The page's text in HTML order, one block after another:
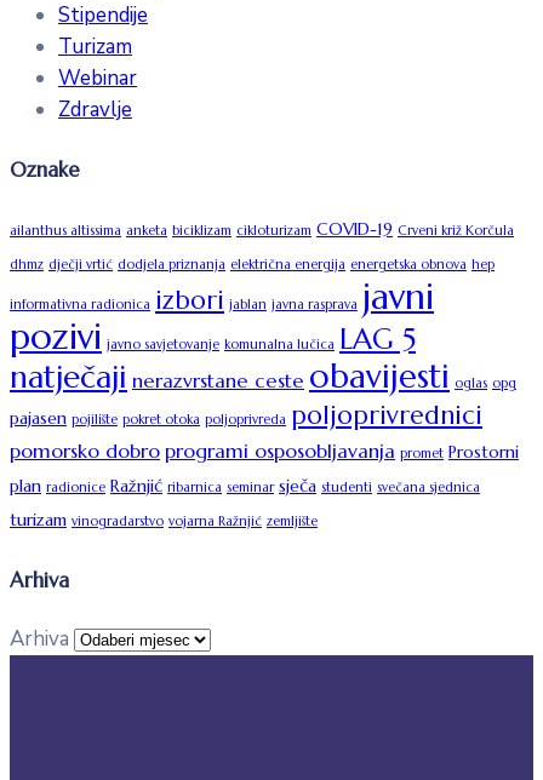
Stipendije
Turizam
Webinar
Zdravlje
Oznake
ailanthus altissima anketa biciklizam cikloturizam COVID-19 Crveni križ Korčula
dhmz dječji vrtić dodjela priznanja električna energija energetska obnova hep
informativna radionica izbori jablan javna rasprava javni
pozivi javno savjetovanje komunalna lučica LAG 5
natječaji nerazvrstane ceste obavijesti oglas opg
pajasen pojilište pokret otoka poljoprivreda poljoprivrednici
pomorsko dobroprogrami osposobljavanja promet Prostorni
plan radionice Ražnjić ribarnica seminar sječa studenti svečana sjednica
turizam vinogradarstvo vojarna Ražnjić zemljište
Arhiva
Arhiva